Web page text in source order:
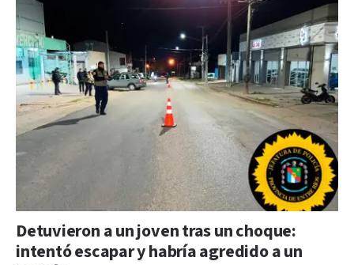
Detuvieron a un joven tras un choque:
intentó escapar y habría agredido a un